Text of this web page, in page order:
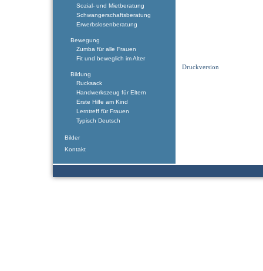
Druckversion
Sozial- und Mietberatung
Schwangerschaftsberatung
Erwerbslosenberatung
Bewegung
Zumba für alle Frauen
Fit und beweglich im Alter
Bildung
Rucksack
Handwerkszeug für Eltern
Erste Hilfe am Kind
Lerntreff für Frauen
Typisch Deutsch
Bilder
Kontakt